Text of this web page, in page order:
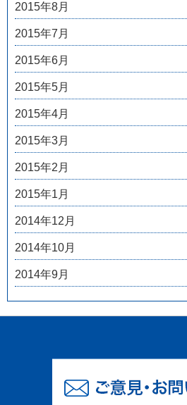
2015年8月
2015年7月
2015年6月
2015年5月
2015年4月
2015年3月
2015年2月
2015年1月
2014年12月
2014年10月
2014年9月